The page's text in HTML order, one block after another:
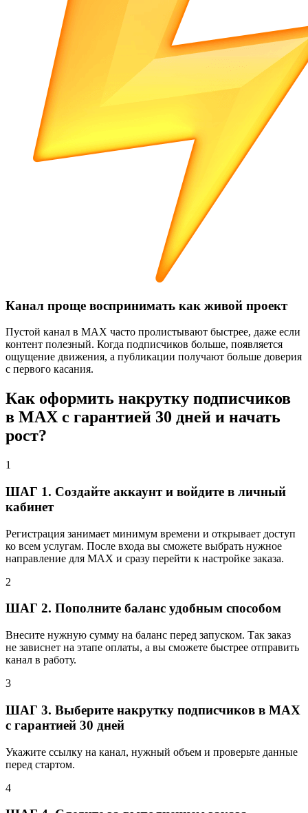
Канал проще воспринимать как живой проект
Пустой канал в MAX часто пролистывают быстрее, даже если
контент полезный. Когда подписчиков больше, появляется
ощущение движения, а публикации получают больше доверия
с первого касания.
Как оформить накрутку подписчиков
в MAX с гарантией 30 дней и начать
рост?
1
ШАГ 1. Создайте аккаунт и войдите в личный
кабинет
Регистрация занимает минимум времени и открывает доступ
ко всем услугам. После входа вы сможете выбрать нужное
направление для MAX и сразу перейти к настройке заказа.
2
ШАГ 2. Пополните баланс удобным способом
Внесите нужную сумму на баланс перед запуском. Так заказ
не зависнет на этапе оплаты, а вы сможете быстрее отправить
канал в работу.
3
ШАГ 3. Выберите накрутку подписчиков в MAX
с гарантией 30 дней
Укажите ссылку на канал, нужный объем и проверьте данные
перед стартом.
4